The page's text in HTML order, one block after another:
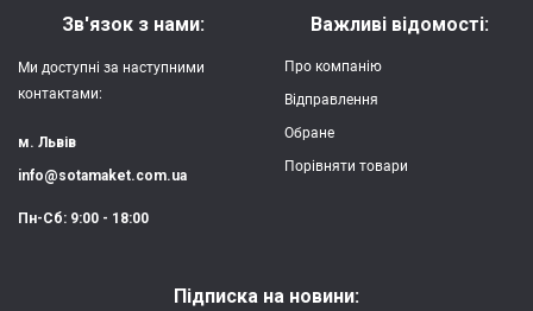
Зв'язок з нами:
Ми доступні за наступними
контактами:
м. Львів
info@sotamaket.com.ua
Пн-Сб: 9:00 - 18:00
Важливі відомості:
Про компанію
Відправлення
Обране
Порівняти товари
Підписка на новини: